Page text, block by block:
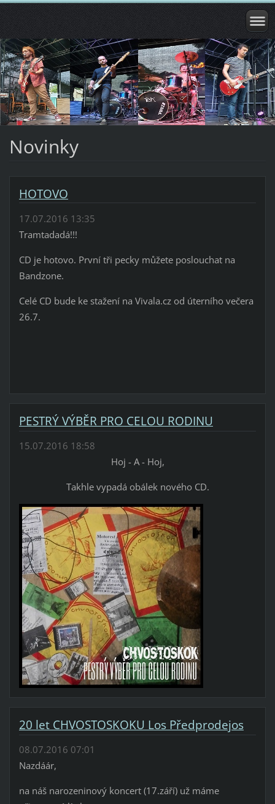
Novinky
HOTOVO
17.07.2016 13:35
Tramtadadá!!!
CD je hotovo. První tři pecky můžete poslouchat na
Bandzone.
Celé CD bude ke stažení na Vivala.cz od úterního večera
26.7.
PESTRÝ VÝBĚR PRO CELOU RODINU
15.07.2016 18:58
Hoj - A - Hoj,
Takhle vypadá obálek nového CD.
20 let CHVOSTOSKOKU Los Předprodejos
08.07.2016 07:01
Nazdáár,
na náš narozeninový koncert (17.září) už máme